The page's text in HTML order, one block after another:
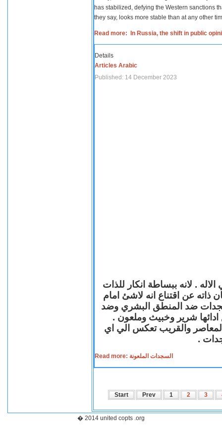
has stabilized, defying the Western sanctions
they say, looks more stable than at any other
Read more: In Russia, the shift in public
Details
Articles Arabic
Published: 14 December 2023
. لانه ببساطة انكار للذات
ذاته عن اقتناع انه لاشئ امام
ضد المنطق البشري وضد
ادائها شرير وخبيث وملعون .
المعاصر والقريب تعكس الي اي
.
Read more: السجدات الملعونة
Start Prev 1 2 3
� 2014 united copts .org